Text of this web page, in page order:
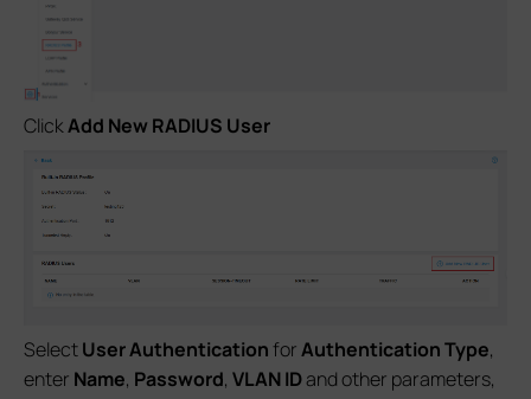
ClickAdd New RADIUS User
SelectUser AuthenticationforAuthentication Type,
enter Name, Password, VLAN IDand other parameters,